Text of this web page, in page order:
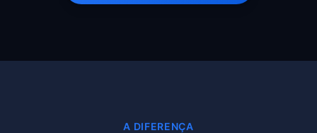
A DIFERENÇA